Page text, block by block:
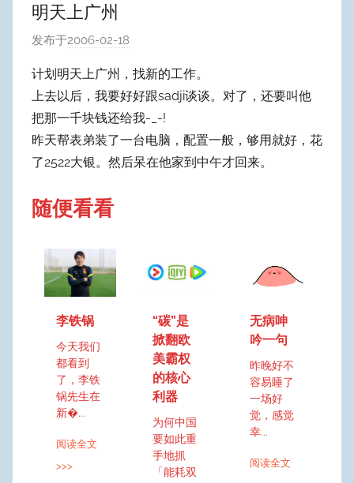
明天上广州
发布于2006-02-18
W
y
p
u
计划明天上广州，找新的工作。
上去以后，我要好好跟sadji谈谈。对了，还要叫他
把那一千块钱还给我-_-!
昨天帮表弟装了一台电脑，配置一般，够用就好，花
了2522大银。然后呆在他家到中午才回来。
随便看看
李铁锅
今天我们
都看到
了，李铁
锅先生在
新�...
阅读全文
>>>
“碳”是
掀翻欧
美霸权
的核心
利器
为何中国
要如此重
手地抓
「能耗双
无病呻
吟一句
昨晚好不
容易睡了
一场好
觉，感觉
幸...
阅读全文